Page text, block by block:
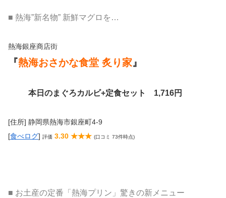
■ 熱海”新名物” 新鮮マグロを…
熱海銀座商店街
『熱海おさかな食堂 炙り家』
本日のまぐろカルビ+定食セット 1,716円
[住所] 静岡県熱海市銀座町4-9
[食べログ] 評価 3.30 ★★★ (口コミ 73件時点)
■ お土産の定番「熱海プリン」驚きの新メニュー